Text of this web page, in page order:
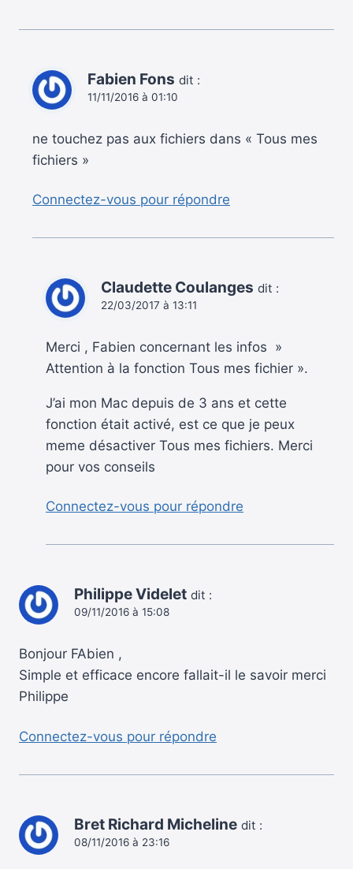
Fabien Fons dit :
11/11/2016 à 01:10
ne touchez pas aux fichiers dans « Tous mes
fichiers »
Connectez-vous pour répondre
Claudette Coulanges dit :
22/03/2017 à 13:11
Merci , Fabien concernant les infos »
Attention à la fonction Tous mes fichier ».
J’ai mon Mac depuis de 3 ans et cette
fonction était activé, est ce que je peux
meme désactiver Tous mes fichiers. Merci
pour vos conseils
Connectez-vous pour répondre
Philippe Videlet dit :
09/11/2016 à 15:08
Bonjour FAbien ,
Simple et efficace encore fallait-il le savoir merci
Philippe
Connectez-vous pour répondre
Bret Richard Micheline dit :
08/11/2016 à 23:16